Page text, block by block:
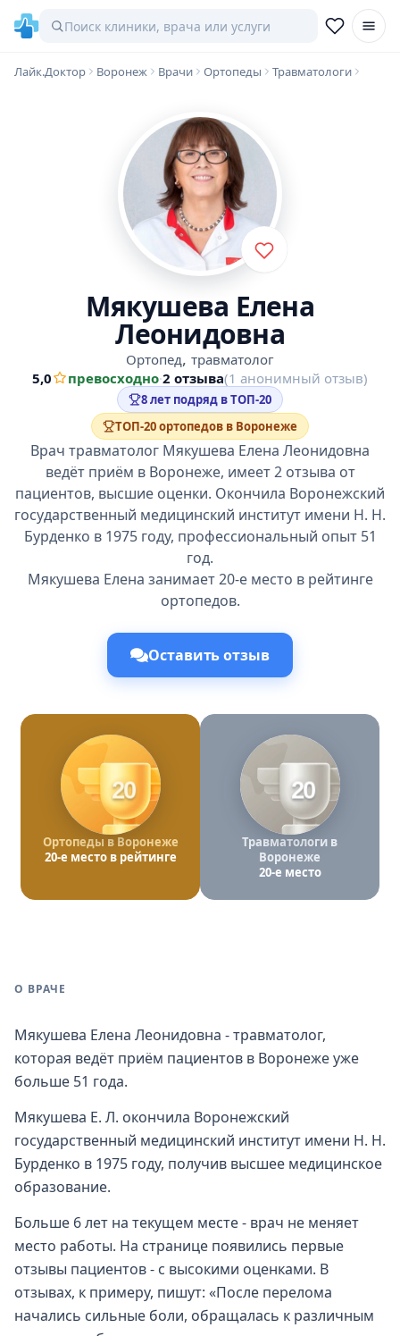
Лайк.Доктор Воронеж Врачи Ортопеды Травматологи
Мякушева Елена
Леонидовна
Ортопед, травматолог
5,0
превосходно·2 отзыва(1 анонимный отзыв)
8 лет подряд в ТОП-20
ТОП-20 ортопедов в Воронеже
Врач травматолог Мякушева Елена Леонидовна
ведёт приём в Воронеже, имеет 2 отзыва от
пациентов, высшие оценки. Окончила Воронежский
государственный медицинский институт имени Н. Н.
Бурденко в 1975 году, профессиональный опыт 51
год.
Мякушева Елена занимает 20-е место в рейтинге
ортопедов.
Оставить отзыв
20
Ортопеды в Воронеже
20-е место в рейтинге
20
Травматологи в
Воронеже
20-е место
О ВРАЧЕ
Мякушева Елена Леонидовна - травматолог,
которая ведёт приём пациентов в Воронеже уже
больше 51 года.
Мякушева Е. Л. окончила Воронежский
государственный медицинский институт имени Н. Н.
Бурденко в 1975 году, получив высшее медицинское
образование.
Больше 6 лет на текущем месте - врач не меняет
место работы. На странице появились первые
отзывы пациентов - с высокими оценками. В
отзывах, к примеру, пишут: «После перелома
начались сильные боли, обращалась к различным